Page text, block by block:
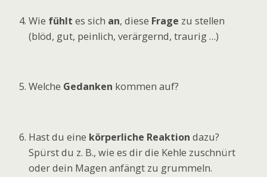
Wie fühlt es sich an, diese Frage zu stellen
(blöd, gut, peinlich, verärgernd, traurig …)
Welche Gedanken kommen auf?
Hast du eine körperliche Reaktion dazu?
Spürst du z. B., wie es dir die Kehle zuschnürt
oder dein Magen anfängt zu grummeln.